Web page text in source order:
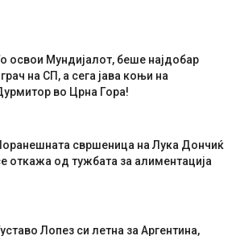
освои Мундијалот, беше најдобар
на СП, а сега јава коњи на
во Црна Гора!
свршеница на Лука Дончиќ
откажа од тужбата за алиментација
Лопез си летна за Аргентина,